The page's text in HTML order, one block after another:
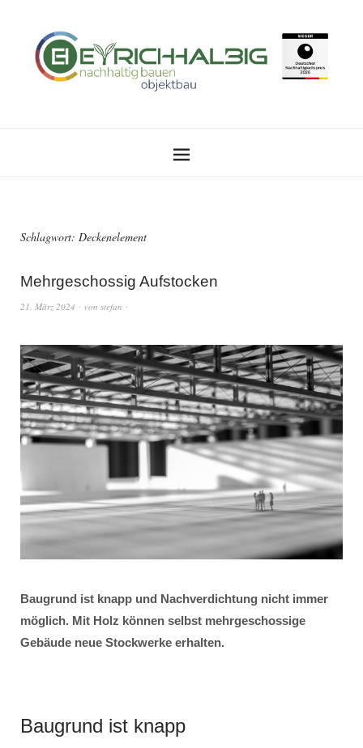
Schlagwort: Deckenelement
Mehrgeschossig Aufstocken
21. März 2024 von stefan
Baugrund ist knapp und Nachverdichtung nicht immer
möglich. Mit Holz können selbst mehrgeschossige
Gebäude neue Stockwerke erhalten.
Baugrund ist knapp